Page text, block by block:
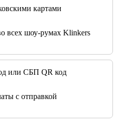
картами
всех шоу-румах Klinkers
или СБП QR код
с отправкой